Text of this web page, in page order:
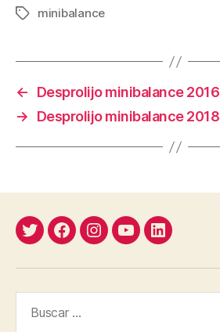
Etiquetas
minibalance
←
Desprolijo minibalance 2016
→
Desprolijo minibalance 2018
TwitterFacebookInstagram
YouTubeLinkedin